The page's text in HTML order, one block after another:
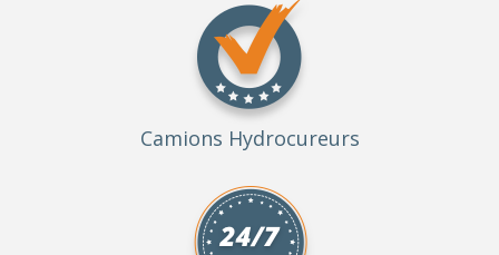
Camions Hydrocureurs